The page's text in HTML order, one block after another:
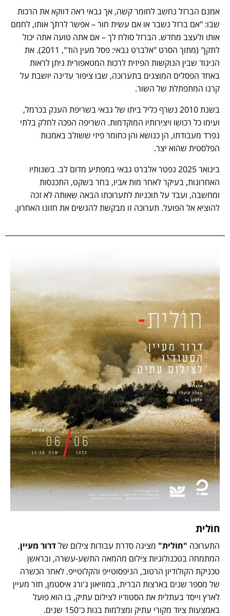
אמנם הברזל נחשב לחומר קשה, אך גבאי ראה דווקא את הרכות
שבו: "אם ברזל נשבר או אם עשית חור – אפשר לרתך אותו, לחמם
אותו ולעצב מחדש. הברזל סולח לך – אם אתה טועה אתה יכול
לתקן" (מתוך הסרט "אלברט גבאי: פסל מעין הוד", 2011). את
הניגוד שבין הנוקשות הפיזית לרכות המטאפורית ניתן לראות
באחד הפסלים המוצגים בתערוכה, שבו ציפור עדינה יושבת על
קרנו המתפתלת של השור.
בשנת 2010 נשרף כליל ביתו של גבאי בשריפת הענק בכרמל,
ועימו כל רכושו ויצירותיו המוקדמות. השריפה הפכה לחלק בלתי
נפרד מעבודתו, הן כנושא והן כחומר פיזי ששולב באמנות
הפלסטית שהוא יצר.
בינואר 2025 נפטר אלברט גבאי במפתיע מדום לב. בשנותיו
האחרונות, בעיקר לאחר מות אביו, בחר בשקט, התכנסות
ומחשבה, ועבד על תוכניות לתערוכתו הבאה שאותה לא זכה
להוציא אל הפועל. תערוכה זו מבקשת להגשים את חזונו האחרון.
חוֹלית
התערוכה "חוֹלית" מציגה סדרת עבודות צילום שלדרור מעיין,
המתמחה בטכנולוגיות צילום מהמאה התשע-עשרה, ובראשן
טכניקת הקולודיון הרטוב, הניפסוטייפ והקלוטייפ. לאחר הכשרה
של מספר שנים בארצות הברית, במוזיאון ג'ורג איסטמן, חזר מעיין
לארץ וייסד בעתלית את הסטודיו לצילום עתיק, בו הוא פועל
באמצעות ציוד מקורי עתיק ומצלמות בנות כ־150 שנים.